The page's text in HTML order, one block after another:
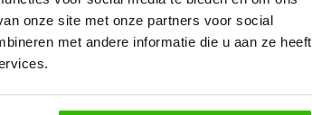
onze site met onze partners voor social
met andere informatie die u aan ze heeft
van verschillende lange
voeten, nierinsufficiëntie,
kans op het ontwikkelen